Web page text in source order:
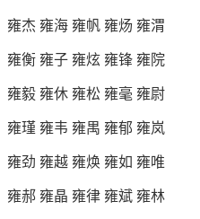
雍杰 雍海 雍帆 雍炀 雍渭
雍衡 雍子 雍炫 雍锋 雍院
雍毅 雍休 雍松 雍毫 雍尉
雍瑾 雍韦 雍禺 雍郁 雍岚
雍劲 雍越 雍焕 雍如 雍唯
雍郝 雍晶 雍律 雍斌 雍林